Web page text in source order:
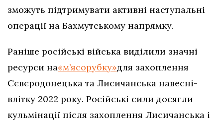
зможуть підтримувати активні наступальні
операції на Бахмутському напрямку.
Раніше російські війська виділили значні
ресурси на«м’ясорубку»для захоплення
Сєвєродонецька та Лисичанська навесні-
влітку 2022 року. Російські сили досягли
кульмінації після захоплення Лисичанська і